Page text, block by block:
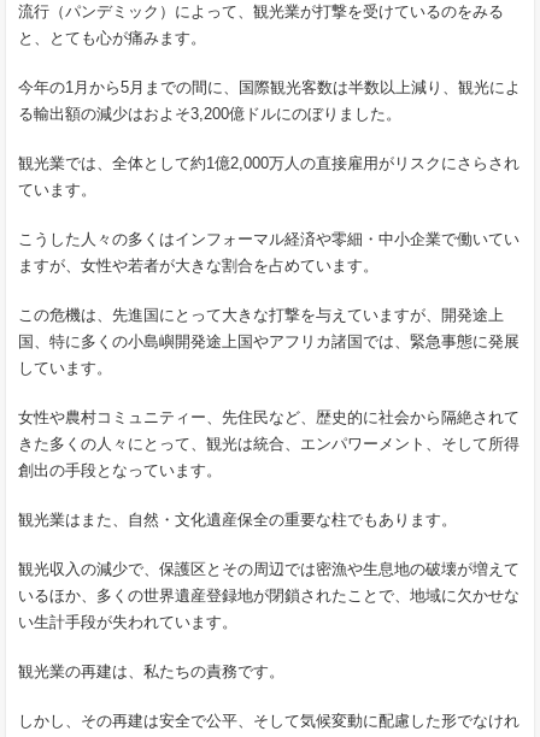
流行（パンデミック）によって、観光業が打撃を受けているのをみる
と、とても心が痛みます。
今年の1月から5月までの間に、国際観光客数は半数以上減り、観光によ
る輸出額の減少はおよそ3,200億ドルにのぼりました。
観光業では、全体として約1億2,000万人の直接雇用がリスクにさらされ
ています。
こうした人々の多くはインフォーマル経済や零細・中小企業で働いてい
ますが、女性や若者が大きな割合を占めています。
この危機は、先進国にとって大きな打撃を与えていますが、開発途上
国、特に多くの小島嶼開発途上国やアフリカ諸国では、緊急事態に発展
しています。
女性や農村コミュニティー、先住民など、歴史的に社会から隔絶されて
きた多くの人々にとって、観光は統合、エンパワーメント、そして所得
創出の手段となっています。
観光業はまた、自然・文化遺産保全の重要な柱でもあります。
観光収入の減少で、保護区とその周辺では密漁や生息地の破壊が増えて
いるほか、多くの世界遺産登録地が閉鎖されたことで、地域に欠かせな
い生計手段が失われています。
観光業の再建は、私たちの責務です。
しかし、その再建は安全で公平、そして気候変動に配慮した形でなけれ